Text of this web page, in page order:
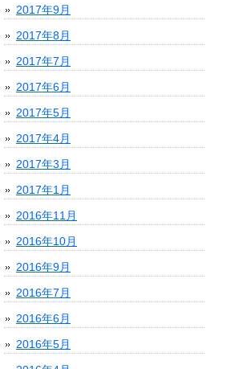
2017年9月
2017年8月
2017年7月
2017年6月
2017年5月
2017年4月
2017年3月
2017年1月
2016年11月
2016年10月
2016年9月
2016年7月
2016年6月
2016年5月